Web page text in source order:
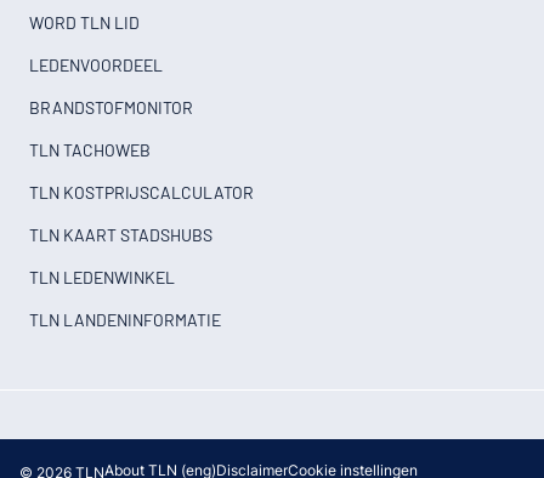
WORD TLN LID
LEDENVOORDEEL
BRANDSTOFMONITOR
TLN TACHOWEB
TLN KOSTPRIJSCALCULATOR
TLN KAART STADSHUBS
TLN LEDENWINKEL
TLN LANDENINFORMATIE
© 2026 TLNAbout TLN (eng)DisclaimerCookie instellingen